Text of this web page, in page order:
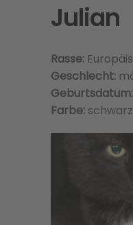
Julian
Rasse:
Geschlecht:
Geburtsdatum:
Farbe: